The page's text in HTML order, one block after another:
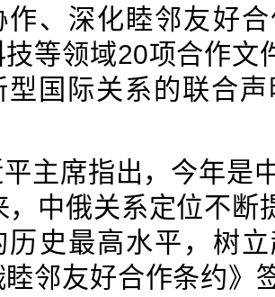
作、深化睦邻友好
技等领域20项合作文
型国际关系的联合
平主席指出，今年是
，中俄关系定位不断
历史最高水平，树
睦邻友好合作条约